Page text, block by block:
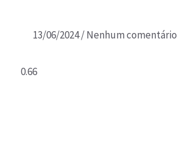
13/06/2024 Nenhum comentário